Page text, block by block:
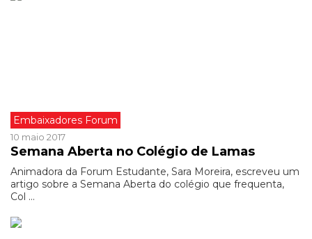
Embaixadores Forum
10 maio 2017
Semana Aberta no Colégio de Lamas
Animadora da Forum Estudante, Sara Moreira, escreveu um
artigo sobre a Semana Aberta do colégio que frequenta,
Col ...